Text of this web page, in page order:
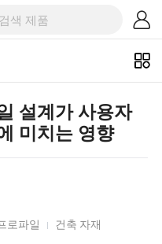
설계가 사용자
미치는 영향
로파일 건축 자재